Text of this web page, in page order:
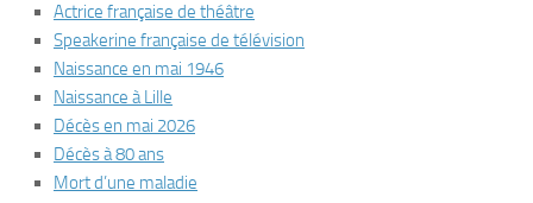
Actrice française de théâtre
Speakerine française de télévision
Naissance en mai 1946
Naissance à Lille
Décès en mai 2026
Décès à 80 ans
Mort d’une maladie